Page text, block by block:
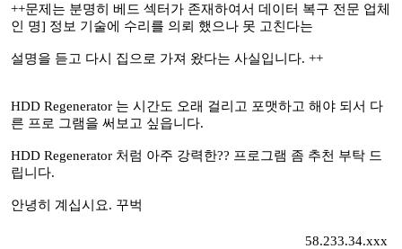
++문제는 분명히 베드 섹터가 존재하여서 데이터 복구 전문 업체
인 명] 정보 기술에 수리를 의뢰 했으나 못 고친다는
설명을 듣고 다시 집으로 가져 왔다는 사실입니다. ++
HDD Regenerator 는 시간도 오래 걸리고 포맷하고 해야 되서 다
른 프로 그램을 써보고 싶읍니다.
HDD Regenerator 처럼 아주 강력한?? 프로그램 좀 추천 부탁 드
립니다.
안녕히 계십시요. 꾸벅
58.233.34.xxx